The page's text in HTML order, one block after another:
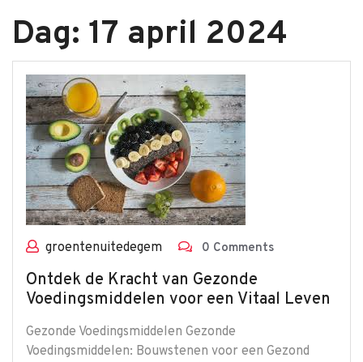
Dag: 17 april 2024
groentenuitedegem 0 Comments
Ontdek de Kracht van Gezonde
Voedingsmiddelen voor een Vitaal Leven
Gezonde Voedingsmiddelen Gezonde
Voedingsmiddelen: Bouwstenen voor een Gezond